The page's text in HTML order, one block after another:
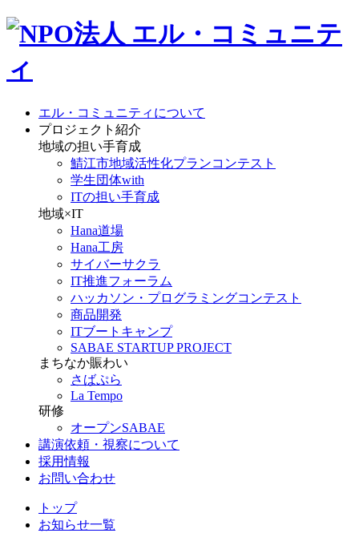
エル・コミュニティについて
プロジェクト紹介
地域の担い手育成
鯖江市地域活性化プランコンテスト
学生団体with
ITの担い手育成
地域×IT
Hana道場
Hana工房
サイバーサクラ
IT推進フォーラム
ハッカソン・プログラミングコンテスト
商品開発
ITブートキャンプ
SABAE STARTUP PROJECT
まちなか賑わい
さばぷら
La Tempo
研修
オープンSABAE
講演依頼・視察について
採用情報
お問い合わせ
トップ
お知らせ一覧